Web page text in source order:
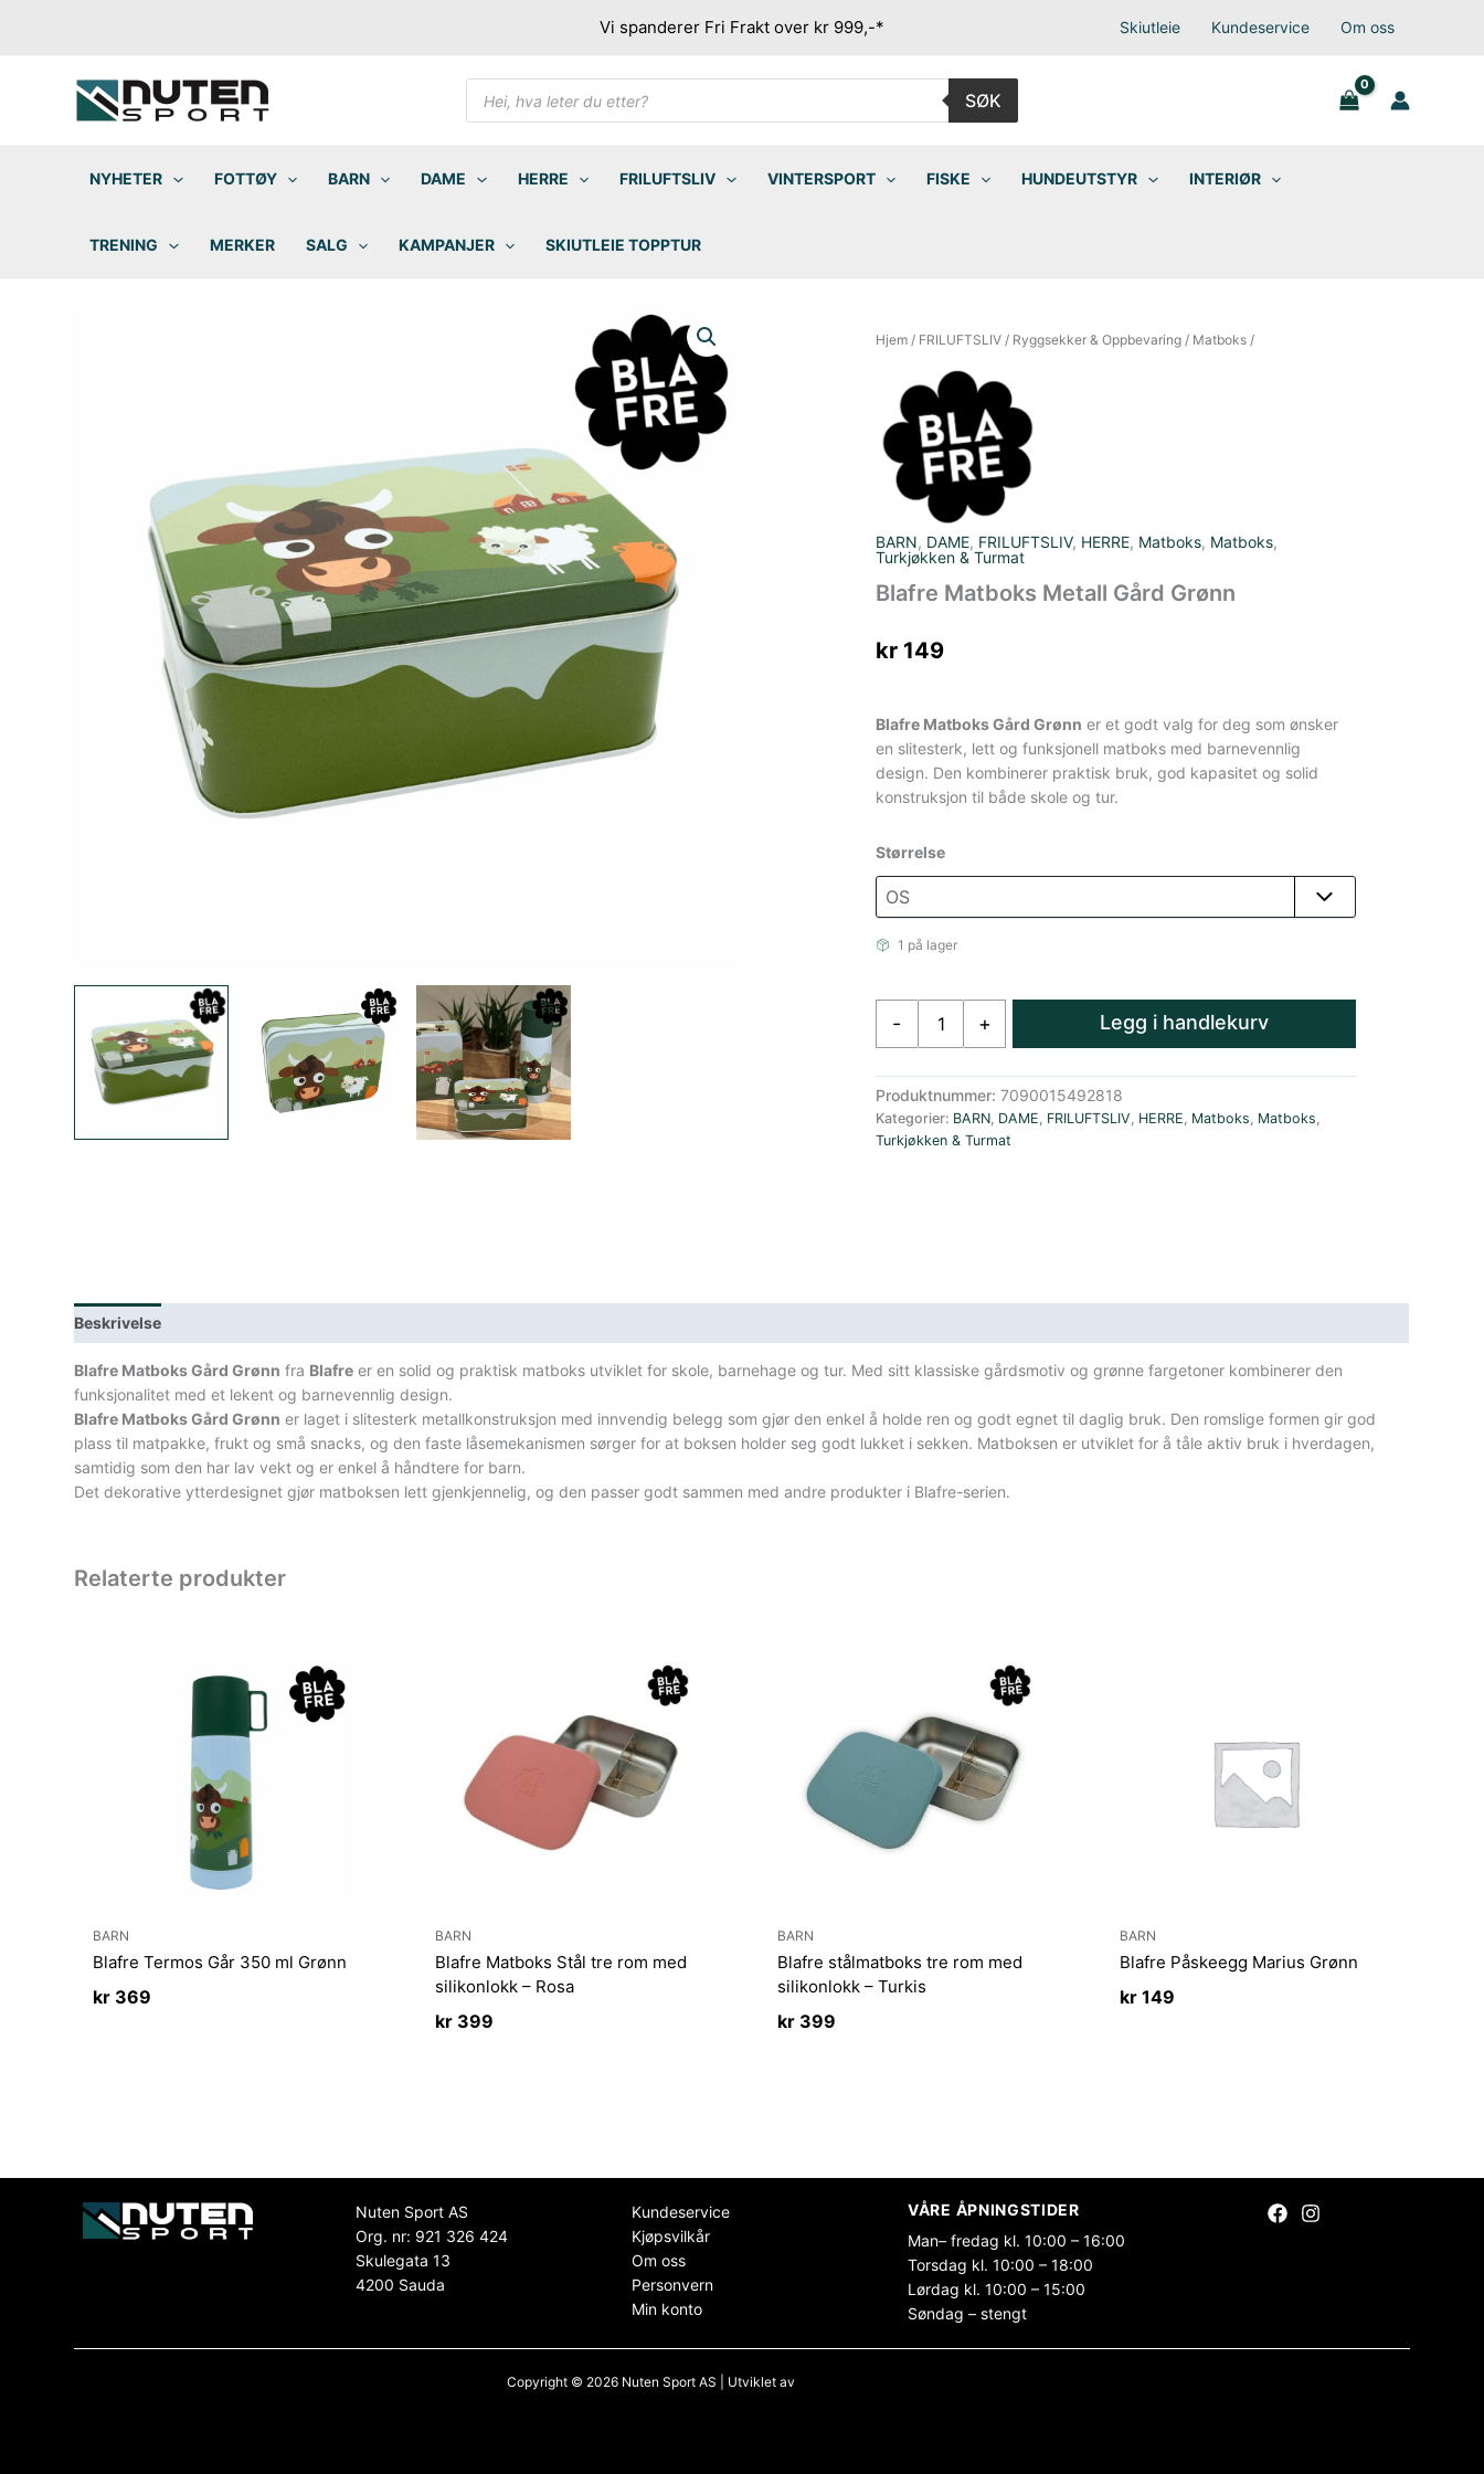
Vi spanderer Fri Frakt over kr 999,-* Skiutleie Kundeservice Om oss
Products
search
SØK
NYHETER FOTTØY BARN DAME HERRE FRILUFTSLIV VINTERSPORT FISKE HUNDEUTSTYR INTERIØR
TRENING MERKER SALG KAMPANJER SKIUTLEIE TOPPTUR
Hjem/ FRILUFTSLIV/ Ryggsekker & Oppbevaring/ Matboks/
BARN, DAME, FRILUFTSLIV, HERRE, Matboks, Matboks,
Turkjøkken & Turmat
Blafre Matboks Metall Gård Grønn
kr149
Blafre Matboks Gård Grønn er et godt valg for deg som ønsker
en slitesterk, lett og funksjonell matboks med barnevennlig
design. Den kombinerer praktisk bruk, god kapasitet og solid
konstruksjon til både skole og tur.
Størrelse
1 på lager
-
Gård
Grønn
antall
+ Legg i handlekurv
Produktnummer: 7090015492818
Kategorier: BARN, DAME, FRILUFTSLIV, HERRE, Matboks, Matboks,
Turkjøkken & Turmat
Beskrivelse
Blafre Matboks Gård Grønn fra Blafre er en solid og praktisk matboks utviklet for skole, barnehage og tur. Med sitt klassiske gårdsmotiv og grønne fargetoner kombinerer den
funksjonalitet med et lekent og barnevennlig design.
Blafre Matboks Gård Grønn er laget i slitesterk metallkonstruksjon med innvendig belegg som gjør den enkel å holde ren og godt egnet til daglig bruk. Den romslige formen gir god
plass til matpakke, frukt og små snacks, og den faste låsemekanismen sørger for at boksen holder seg godt lukket i sekken. Matboksen er utviklet for å tåle aktiv bruk i hverdagen,
samtidig som den har lav vekt og er enkel å håndtere for barn.
Det dekorative ytterdesignet gjør matboksen lett gjenkjennelig, og den passer godt sammen med andre produkter i Blafre-serien.
Relaterte produkter
BARN
Blafre Termos Går 350 ml Grønn
kr 369
BARN
Blafre Matboks Stål tre rom med
silikonlokk – Rosa
kr399
BARN
Blafre stålmatboks tre rom med
silikonlokk – Turkis
kr399
BARN
Blafre Påskeegg Marius Grønn
kr149
Nuten Sport AS
Org. nr: 921 326 424
Skulegata 13
4200 Sauda
Kundeservice
Kjøpsvilkår
Om oss
Personvern
Min konto
VÅRE ÅPNINGSTIDER
Man– fredag kl. 10:00 – 16:00
Torsdag kl. 10:00 – 18:00
Lørdag kl. 10:00 – 15:00
Søndag – stengt
Copyright © 2026 Nuten Sport AS | Utviklet av